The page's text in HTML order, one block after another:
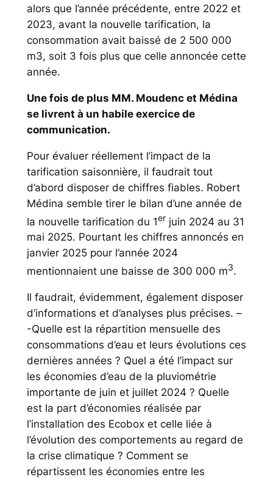
alors que l’année précédente, entre 2022 et
2023, avant la nouvelle tarification, la
consommation avait baissé de 2 500 000
m3, soit 3 fois plus que celle annoncée cette
année.
Une fois de plus MM. Moudenc et Médina
se livrent à un habile exercice de
communication.
Pour évaluer réellement l’impact de la
tarification saisonnière, il faudrait tout
d’abord disposer de chiffres fiables. Robert
Médina semble tirer le bilan d’une année de
la nouvelle tarification du 1erjuin 2024 au 31
mai 2025. Pourtant les chiffres annoncés en
janvier 2025 pour l’année 2024
mentionnaient une baisse de 300 000 m3.
Il faudrait, évidemment, également disposer
d’informations et d’analyses plus précises. –
-Quelle est la répartition mensuelle des
consommations d’eau et leurs évolutions ces
dernières années ? Quel a été l’impact sur
les économies d’eau de la pluviométrie
importante de juin et juillet 2024 ? Quelle
est la part d’économies réalisée par
l’installation des Ecobox et celle liée à
l’évolution des comportements au regard de
la crise climatique ? Comment se
répartissent les économies entre les